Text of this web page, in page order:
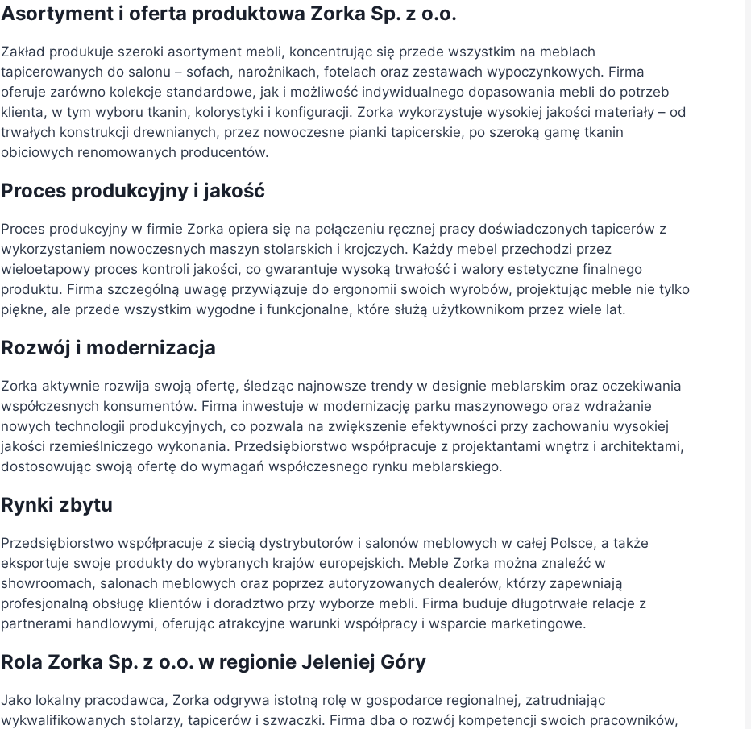
Asortyment i oferta produktowa Zorka Sp. z o.o.
Zakład produkuje szeroki asortyment mebli, koncentrując się przede wszystkim na meblach
tapicerowanych do salonu – sofach, narożnikach, fotelach oraz zestawach wypoczynkowych. Firma
oferuje zarówno kolekcje standardowe, jak i możliwość indywidualnego dopasowania mebli do potrzeb
klienta, w tym wyboru tkanin, kolorystyki i konfiguracji. Zorka wykorzystuje wysokiej jakości materiały – od
trwałych konstrukcji drewnianych, przez nowoczesne pianki tapicerskie, po szeroką gamę tkanin
obiciowych renomowanych producentów.
Proces produkcyjny i jakość
Proces produkcyjny w firmie Zorka opiera się na połączeniu ręcznej pracy doświadczonych tapicerów z
wykorzystaniem nowoczesnych maszyn stolarskich i krojczych. Każdy mebel przechodzi przez
wieloetapowy proces kontroli jakości, co gwarantuje wysoką trwałość i walory estetyczne finalnego
produktu. Firma szczególną uwagę przywiązuje do ergonomii swoich wyrobów, projektując meble nie tylko
piękne, ale przede wszystkim wygodne i funkcjonalne, które służą użytkownikom przez wiele lat.
Rozwój i modernizacja
Zorka aktywnie rozwija swoją ofertę, śledząc najnowsze trendy w designie meblarskim oraz oczekiwania
współczesnych konsumentów. Firma inwestuje w modernizację parku maszynowego oraz wdrażanie
nowych technologii produkcyjnych, co pozwala na zwiększenie efektywności przy zachowaniu wysokiej
jakości rzemieślniczego wykonania. Przedsiębiorstwo współpracuje z projektantami wnętrz i architektami,
dostosowując swoją ofertę do wymagań współczesnego rynku meblarskiego.
Rynki zbytu
Przedsiębiorstwo współpracuje z siecią dystrybutorów i salonów meblowych w całej Polsce, a także
eksportuje swoje produkty do wybranych krajów europejskich. Meble Zorka można znaleźć w
showroomach, salonach meblowych oraz poprzez autoryzowanych dealerów, którzy zapewniają
profesjonalną obsługę klientów i doradztwo przy wyborze mebli. Firma buduje długotrwałe relacje z
partnerami handlowymi, oferując atrakcyjne warunki współpracy i wsparcie marketingowe.
Rola Zorka Sp. z o.o. w regionie Jeleniej Góry
Jako lokalny pracodawca, Zorka odgrywa istotną rolę w gospodarce regionalnej, zatrudniając
wykwalifikowanych stolarzy, tapicerów i szwaczki. Firma dba o rozwój kompetencji swoich pracowników,